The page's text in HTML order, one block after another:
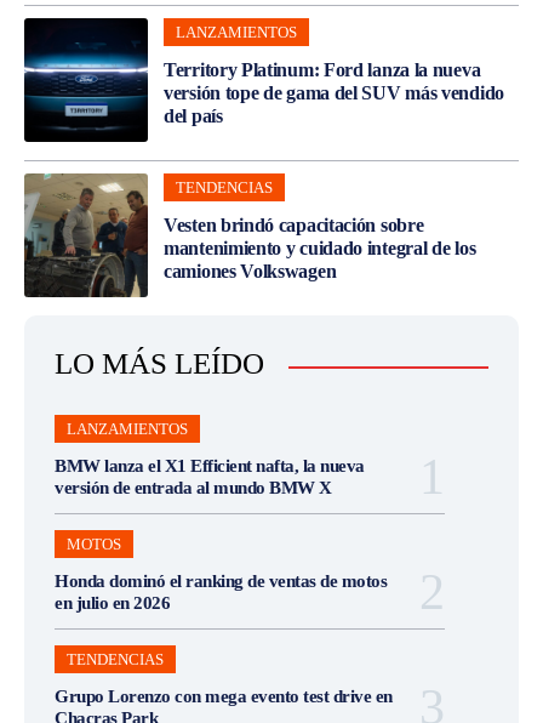
LO MÁS LEÍDO
LANZAMIENTOS
BMW lanza el X1 Efficient nafta, la nueva
versión de entrada al mundo BMW X
MOTOS
Honda dominó el ranking de ventas de motos
TENDENCIAS
Chacras Park
LANZAMIENTOS
Territory Platinum: Ford lanza la nueva
versión tope de gama del SUV más vendido
del país
TENDENCIAS
Vesten brindó capacitación sobre
mantenimiento y cuidado integral de los
camiones Volkswagen